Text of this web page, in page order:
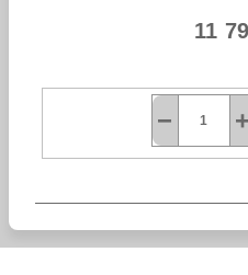
11
+
−